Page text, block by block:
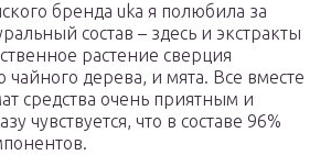
бренда uka я полюбила за
состав – здесь и экстракты
растение сверция
чайного дерева, и мята. Все вместе
средства очень приятным и
чувствуется, что в составе 96%